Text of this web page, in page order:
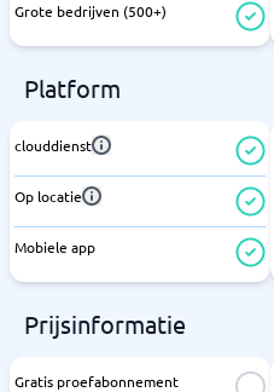
Grote bedrijven (500+)
Platform
clouddienst
Op locatie
Mobiele app
Prijsinformatie
Gratis proefabonnement